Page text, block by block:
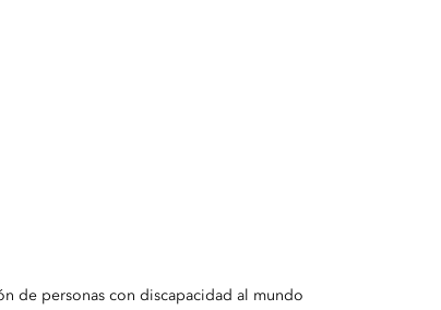
de personas con discapacidad al mundo